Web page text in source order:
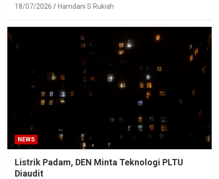
18/07/2026 Hamdani S Rukiah
NEWS
Listrik Padam, DEN Minta Teknologi PLTU
Diaudit